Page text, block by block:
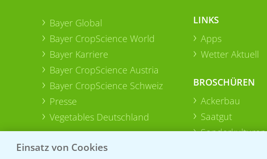
Bayer Global
Bayer CropScience World
Bayer Karriere
Bayer CropScience Austria
Bayer CropScience Schweiz
Presse
Vegetables Deutschland
LINKS
Apps
Wetter Aktuell
BROSCHÜREN
Ackerbau
Saatgut
Sonderkulturen
Einsatz von Cookies